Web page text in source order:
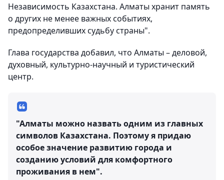
Независимость Казахстана. Алматы хранит память
о других не менее важных событиях,
предопределивших судьбу страны".
Глава государства добавил, что Алматы – деловой,
духовный, культурно-научный и туристический
центр.
"Алматы можно назвать одним из главных
символов Казахстана. Поэтому я придаю
особое значение развитию города и
созданию условий для комфортного
проживания в нем".